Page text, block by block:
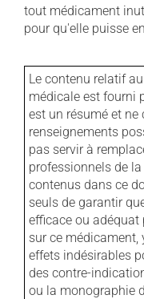
tout médicament
pour qu'elle puisse
Le contenu relatif
médicale est fourni
est un résumé et
renseignements
pas servir à
professionnels de
contenus dans ce
seuls de garantir
efficace ou
sur ce
effets indésirables
des contre-
ou la monographie